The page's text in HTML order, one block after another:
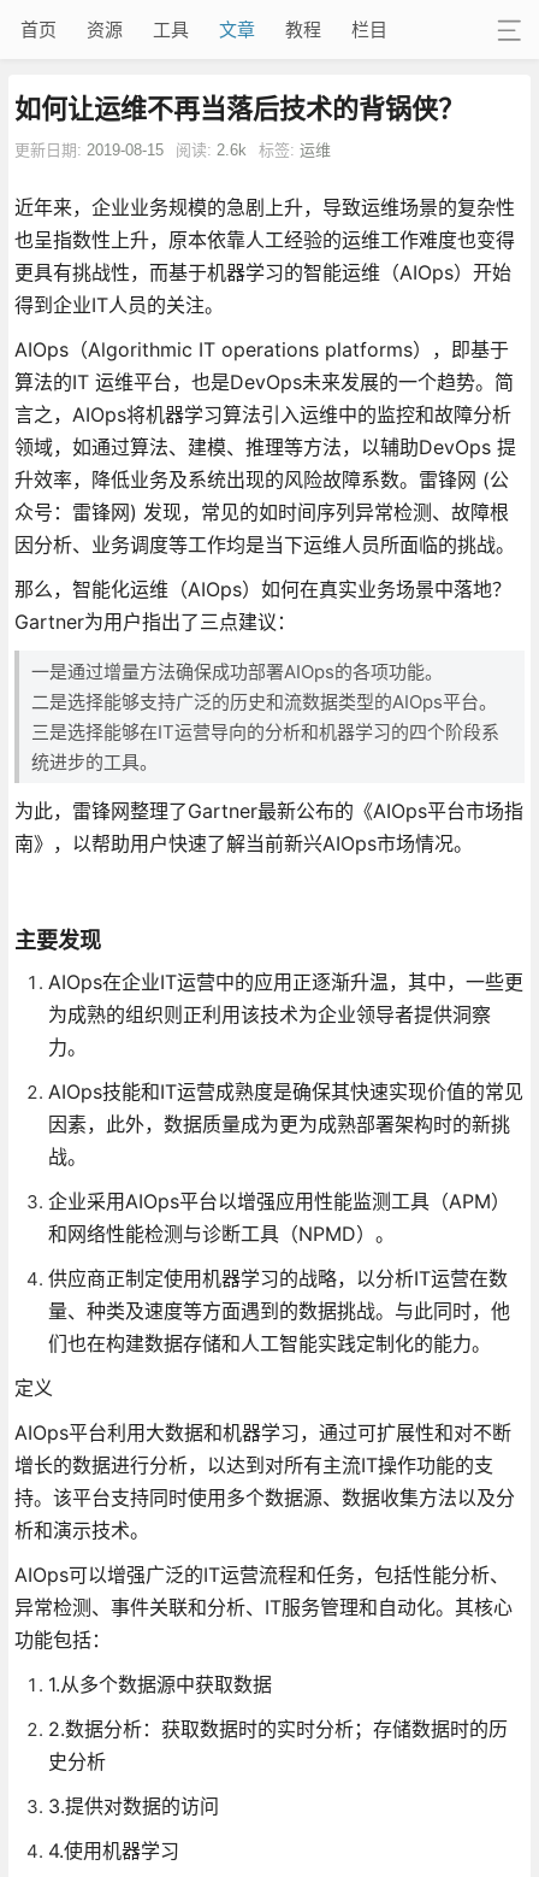
首页 资源 工具 文章 教程 栏目
如何让运维不再当落后技术的背锅侠？
更新日期: 2019-08-15 阅读: 2.6k 标签: 运维
近年来，企业业务规模的急剧上升，导致运维场景的复杂性
也呈指数性上升，原本依靠人工经验的运维工作难度也变得
更具有挑战性，而基于机器学习的智能运维（AIOps）开始
得到企业IT人员的关注。
AIOps（Algorithmic IT operations platforms），即基于
算法的IT 运维平台，也是DevOps未来发展的一个趋势。简
言之，AIOps将机器学习算法引入运维中的监控和故障分析
领域，如通过算法、建模、推理等方法，以辅助DevOps 提
升效率，降低业务及系统出现的风险故障系数。雷锋网 (公
众号：雷锋网) 发现，常见的如时间序列异常检测、故障根
因分析、业务调度等工作均是当下运维人员所面临的挑战。
那么，智能化运维（AIOps）如何在真实业务场景中落地？
Gartner为用户指出了三点建议：
一是通过增量方法确保成功部署AIOps的各项功能。
二是选择能够支持广泛的历史和流数据类型的AIOps平台。
三是选择能够在IT运营导向的分析和机器学习的四个阶段系
统进步的工具。
为此，雷锋网整理了Gartner最新公布的《AIOps平台市场指
南》，以帮助用户快速了解当前新兴AIOps市场情况。
主要发现
AIOps在企业IT运营中的应用正逐渐升温，其中，一些更
为成熟的组织则正利用该技术为企业领导者提供洞察
力。
AIOps技能和IT运营成熟度是确保其快速实现价值的常见
因素，此外，数据质量成为更为成熟部署架构时的新挑
战。
企业采用AIOps平台以增强应用性能监测工具（APM）
和网络性能检测与诊断工具（NPMD）。
供应商正制定使用机器学习的战略，以分析IT运营在数
量、种类及速度等方面遇到的数据挑战。与此同时，他
们也在构建数据存储和人工智能实践定制化的能力。
定义
AIOps平台利用大数据和机器学习，通过可扩展性和对不断
增长的数据进行分析，以达到对所有主流IT操作功能的支
持。该平台支持同时使用多个数据源、数据收集方法以及分
析和演示技术。
AIOps可以增强广泛的IT运营流程和任务，包括性能分析、
异常检测、事件关联和分析、IT服务管理和自动化。其核心
功能包括：
1.从多个数据源中获取数据
2.数据分析：获取数据时的实时分析；存储数据时的历
史分析
3.提供对数据的访问
4.使用机器学习